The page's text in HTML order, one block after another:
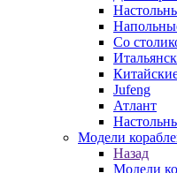
Со
Jufeng
Атлант
Модели
Назад
Модели